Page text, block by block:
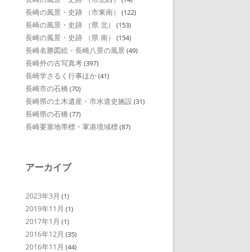
長崎の風景・史跡 （市東南） (122)
長崎の風景・史跡 （県 北） (153)
長崎の風景・史跡 （県 南） (154)
長崎名勝図絵・長崎八景の風景 (49)
長崎外の古写真考(397)
長崎学さるく行事ほか(41)
長崎市の石橋 (70)
長崎県の土木遺産・市水道史施設 (31)
長崎県の石橋 (77)
長崎要塞地帯標・軍港境域標(87)
アーカイブ
2023年3月 (1)
2019年11月 (1)
2017年1月 (1)
2016年12月 (35)
2016年11月 (44)